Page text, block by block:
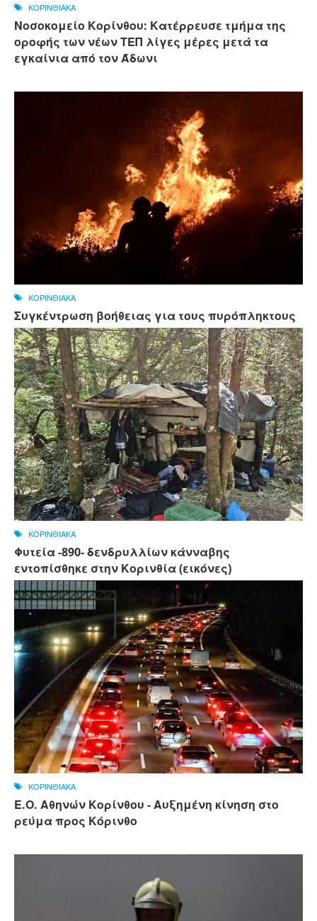
ΚΟΡΙΝΘΙΑΚΑ
Νοσοκομείο Κορίνθου: Κατέρρευσε τμήμα της
οροφής των νέων ΤΕΠ λίγες μέρες μετά τα
εγκαίνια από τον Άδωνι
ΚΟΡΙΝΘΙΑΚΑ
Συγκέντρωση βοήθειας για τους πυρόπληκτους
ΚΟΡΙΝΘΙΑΚΑ
Φυτεία -890- δενδρυλλίων κάνναβης
εντοπίσθηκε στην Κορινθία (εικόνες)
ΚΟΡΙΝΘΙΑΚΑ
Ε.Ο. Αθηνών Κορίνθου - Αυξημένη κίνηση στο
ρεύμα προς Κόρινθο